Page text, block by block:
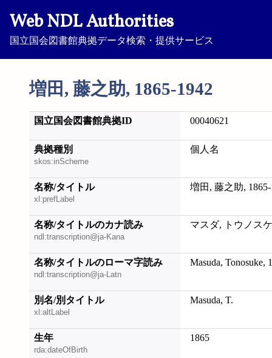
Web NDL Authorities
国立国会図書館典拠データ検索・提供サービス
増田, 藤之助, 1865-1942
国立国会図書館典拠ID 00040621
典拠種別
skos:inScheme
個人名
名称/タイトル
xl:prefLabel
増田, 藤之助, 1865-
名称/タイトルのカナ読み
ndl:transcription@ja-Kana
マスダ, トウノス
名称/タイトルのローマ字読み
ndl:transcription@ja-Latn
Masuda, Tonosuke,
別名/別タイトル
xl:altLabel
Masuda, T.
生年
rda:dateOfBirth
1865